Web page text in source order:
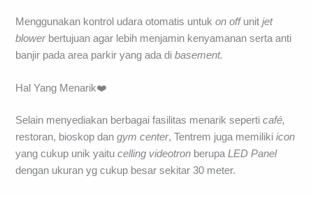
Menggunakan kontrol udara otomatis untukon offunitjet
blowerbertujuan agar lebih menjamin kenyamanan serta anti
banjir pada area parkir yang ada dibasement.
Hal Yang Menarik❤️
Selain menyediakan berbagai fasilitas menarik seperticafé,
restoran, bioskop dan gym center, Tentrem juga memilikiicon
yang cukup unik yaitucelling videotron berupaLED Panel
dengan ukuran yg cukup besar sekitar 30 meter.